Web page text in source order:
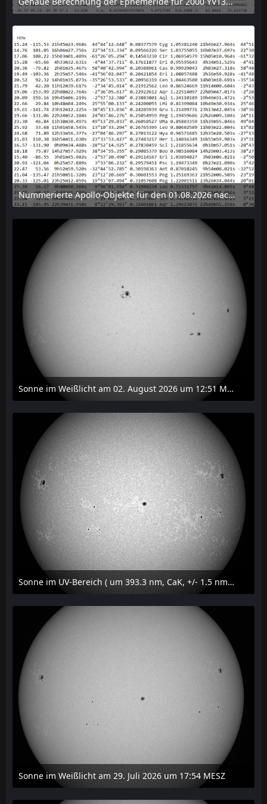
6. August 2026 um 15:38
Nummerierte Apollo-Objekte für den 01.08.2026 nach Erdabstand sortiert, nur die ersten der 1910 Objekte angezeigt
6. August 2026 um 15:14
Sonne im Weißlicht am 02. August 2026 um 12:51 MESZ
2. August 2026 um 16:37
Sonne im UV-Bereich ( um 393.3 nm, CaK, +/- 1.5 nm) am 29. Juli 2026 um 17:59 MESZ
31. Juli 2026 um 20:03
Sonne im Weißlicht am 29. Juli 2026 um 17:54 MESZ
31. Juli 2026 um 20:03